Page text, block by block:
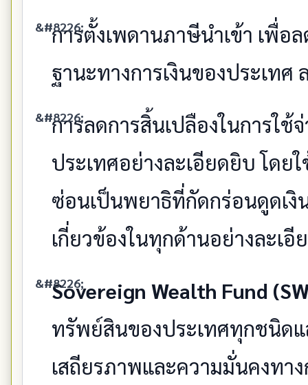
การตั้งเพดานภาษีนำเข้า เพื่อ
ฐานะทางการเงินของประเทศ
การลดการสิ้นเปลืองในการใ
ประเทศอย่างละเอียดยิบ โดย
ซ่อนเป็นพยาธิที่กัดกร่อนดูดเงิ
เกี่ยวข้องในทุกด้านอย่างละเอี
Sovereign Wealth Fund
ทรัพย์สินของประเทศทุกชนิดแ
เสถียรภาพและความมั่นคงทา